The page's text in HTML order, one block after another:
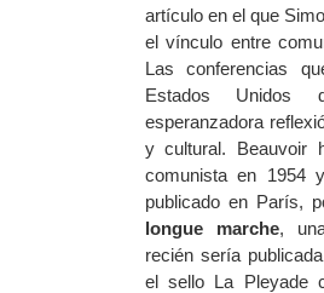
artículo en el que
el vínculo entre
Las conferencias
Estados
esperanzadora
y cultural. Beauvoir
comunista en 1954
publicado en París,
longue marche,
recién sería
el sello La Pleyade